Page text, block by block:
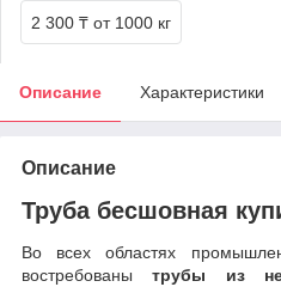
2 300 ₸ от 1000 кг
Описание Характеристики
Описание
Труба бесшовная
Во всех областях
востребованытрубы из